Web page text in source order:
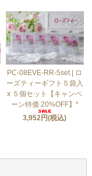
PC-08EVE-RR-5set | ロ
ーズティーギフト５袋入
x ５個セット【キャンペ
ーン特価 20%OFF】*
3,952円(税込)